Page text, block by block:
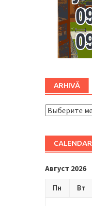
ARHIVĂ
ARHIVĂ
CALENDAR
Август 2026
Пн Вт